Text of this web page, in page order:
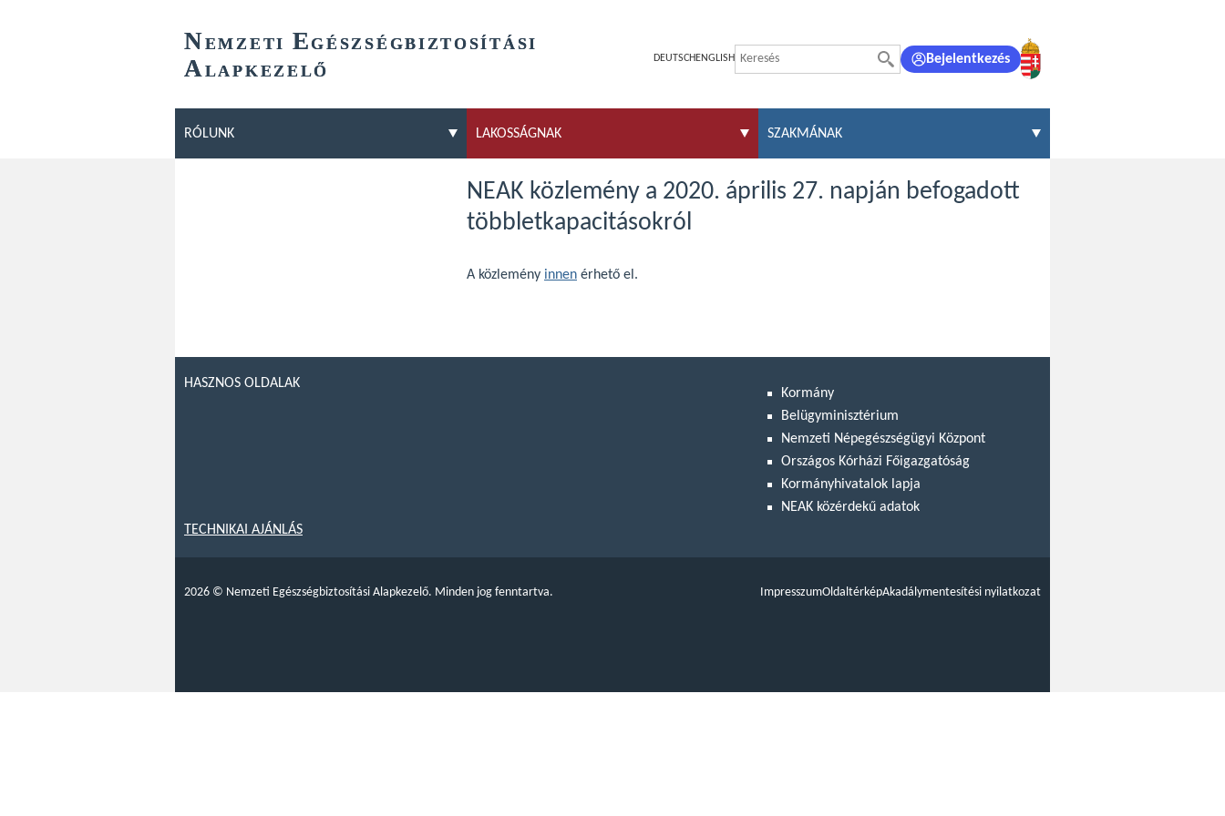
NEMZETI EGÉSZSÉGBIZTOSÍTÁSI
ALAPKEZELŐ
DEUTSCH ENGLISH Bejelentkezés
RÓLUNK LAKOSSÁGNAK SZAKMÁNAK
NEAK közlemény a 2020. április 27. napján befogadott
többletkapacitásokról
A közlemény innen érhető el.
HASZNOS OLDALAK
Kormány
Belügyminisztérium
Nemzeti Népegészségügyi Központ
Országos Kórházi Főigazgatóság
Kormányhivatalok lapja
NEAK közérdekű adatok
TECHNIKAI AJÁNLÁS
2026 © Nemzeti Egészségbiztosítási Alapkezelő. Minden jog fenntartva. ImpresszumOldaltérképAkadálymentesítési nyilatkozat